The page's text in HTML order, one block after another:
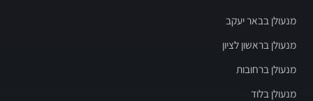
מנעולן בבאר יעקב
מנעולן בראשון לציון
מנעולן ברחובות
מנעולן בלוד